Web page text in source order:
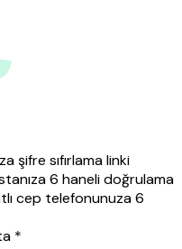
şifre sıfırlama linki
6 haneli doğrulama
cep telefonunuza 6
*